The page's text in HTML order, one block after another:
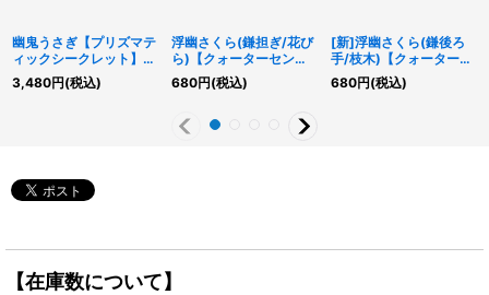
幽鬼うさぎ【プリズマテ
ィックシークレット】
{STSP-JP001}《モンス
ター》
3,480円(税込)
浮幽さくら(鎌担ぎ/花び
ら)【クォーターセンチ
ュリーシークレット】
{QCAC-JP049}《モン
680円(税込)
[新]浮幽さくら(鎌後ろ
手/枝木)【クォーターセ
ンチュリーシークレッ
ト】{QCAC-JP049}
680円(税込)
【在庫数について】